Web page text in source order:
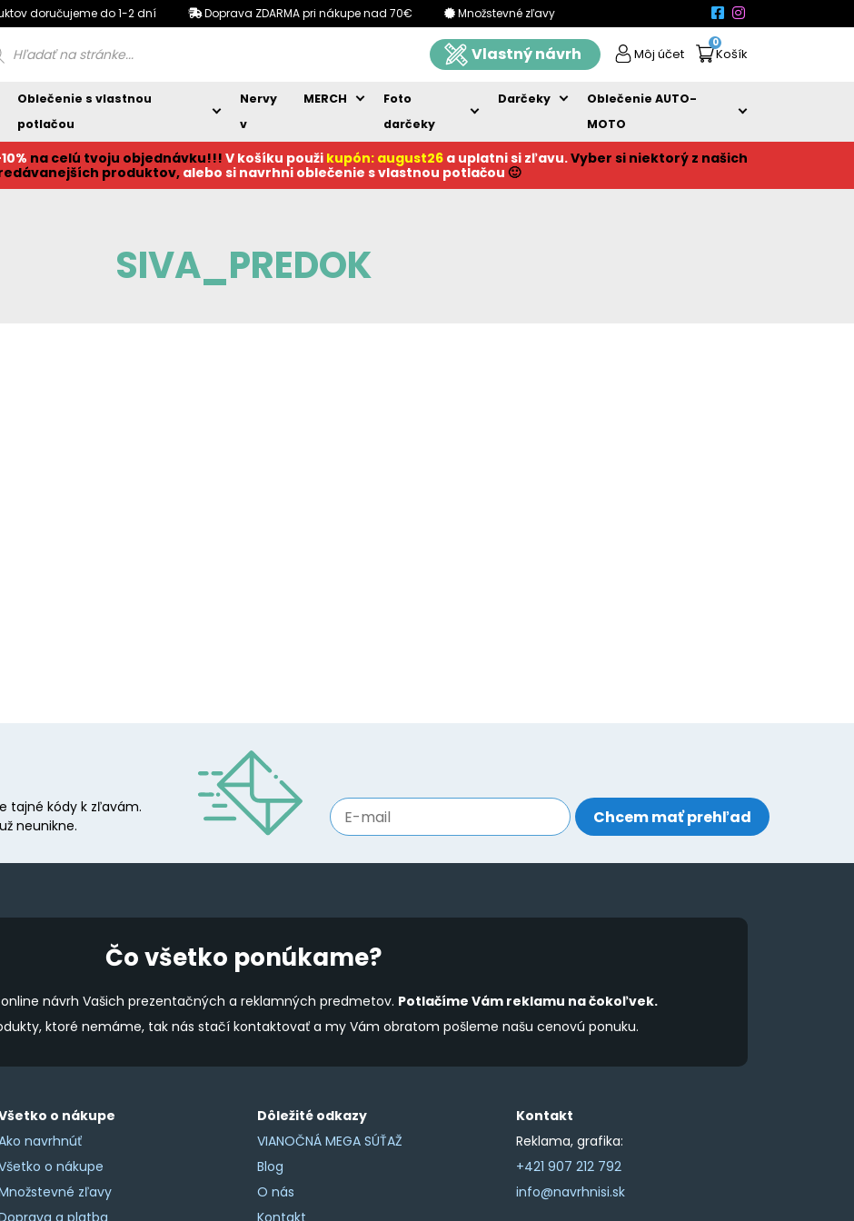
doručujeme do 1-2 dní Doprava ZDARMA pri nákupe nad 70€ Množstevné zľavy
Vlastný návrh Môj účet
0
Košík
Oblečenie s vlastnou
potlačou
Nervy
v
MERCH
Foto
darčeky
Darčeky
Oblečenie AUTO-
MOTO
na celú tvoju objednávku!!! V košíku použi kupón: august26 a uplatni si zľavu.Vyber si niektorý z našich
produktov,alebo si navrhni oblečenie s vlastnou potlačou 🙂
SIVA_PREDOK
tajné kódy k zľavám.
neunikne.
Čo všetko ponúkame?
návrh Vašich prezentačných a reklamných predmetov. Potlačíme Vám reklamu na čokoľvek.
ktoré nemáme, tak nás stačí kontaktovať a my Vám obratom pošleme našu cenovú ponuku.
o nákupe
navrhnúť
o nákupe
zľavy
Dôležité odkazy
VIANOČNÁ MEGA SÚŤAŽ
Blog
O nás
Kontakt
Reklama, grafika:
+421 907 212 792
info@navrhnisi.sk